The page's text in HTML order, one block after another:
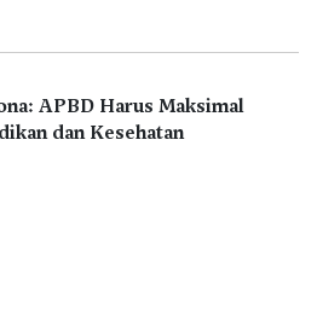
APBD Harus Maksimal
dan Kesehatan